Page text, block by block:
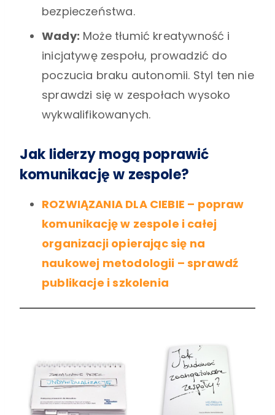
bezpieczeństwa.
Wady: Może tłumić kreatywność i
inicjatywę zespołu, prowadzić do
poczucia braku autonomii. Styl ten nie
sprawdzi się w zespołach wysoko
wykwalifikowanych.
Jak liderzy mogą poprawić
komunikację w zespole?
ROZWIĄZANIA DLA CIEBIE – popraw
komunikację w zespole i całej
organizacji opierając się na
naukowej metodologii – sprawdź
publikacje i szkolenia